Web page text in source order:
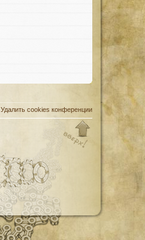
Удалить cookies конференции